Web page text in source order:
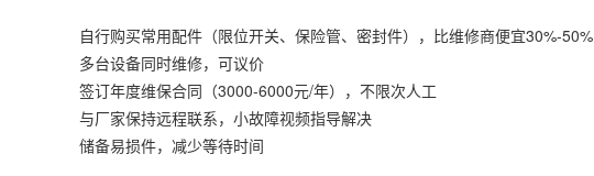
自行购买常用配件（限位开关、保险管、密封件），比维修商便宜30%-50%
多台设备同时维修，可议价
签订年度维保合同（3000-6000元/年），不限次人工
与厂家保持远程联系，小故障视频指导解决
储备易损件，减少等待时间